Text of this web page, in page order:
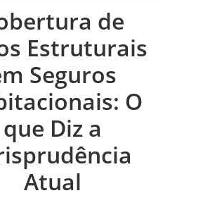
de
Estruturais
Seguros
O
que Diz a
Atual